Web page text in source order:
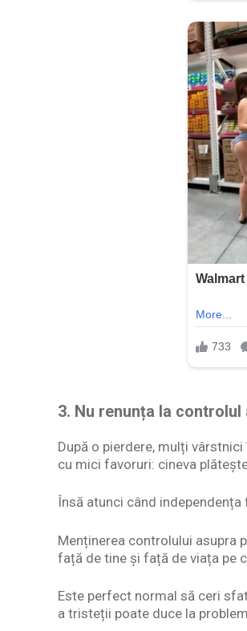
3. Nu renunța la
După o pierdere, mulți
cu mici favoruri: cineva
Însă atunci când
Menținerea controlului asupra
față de tine și față de viața pe
Este perfect normal să ceri
a tristeții poate duce la